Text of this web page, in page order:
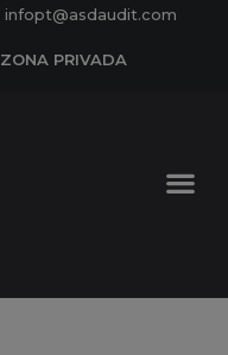
infopt@asdaudit.com
ZONA PRIVADA